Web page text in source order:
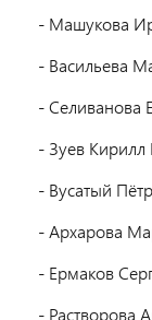
- Машукова
- Васильева
- Селиванова
- Зуев
- Вусатый
- Архарова
- Ермаков
- Растворова